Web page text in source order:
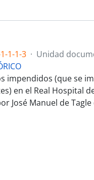
1-1-3 · Unidad
impendidos (que se
en el Real Hospital
José Manuel de